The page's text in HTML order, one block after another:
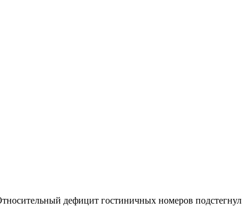
дефицит гостиничных номеров подстегнул